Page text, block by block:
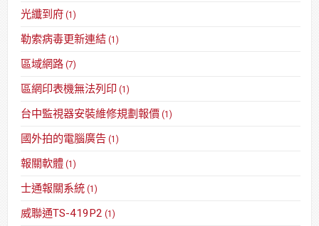
光纖到府 (1)
勒索病毒更新連結 (1)
區域網路 (7)
區網印表機無法列印 (1)
台中監視器安裝維修規劃報價 (1)
國外拍的電腦廣告 (1)
報關軟體 (1)
士通報關系統 (1)
威聯通TS-419P2 (1)